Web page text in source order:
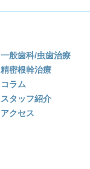
一般歯科/虫歯治療
精密根幹治療
コラム
スタッフ紹介
アクセス